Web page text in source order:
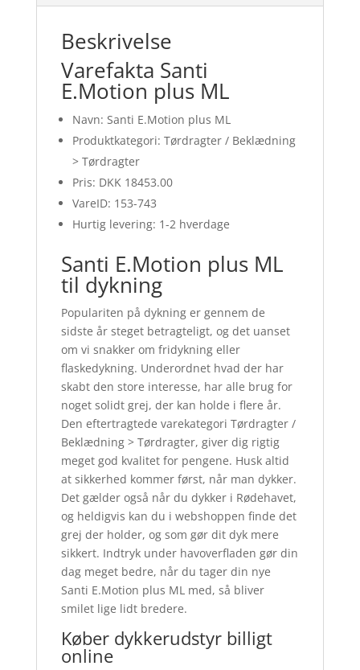
Beskrivelse
Varefakta Santi
E.Motion plus ML
Navn: Santi E.Motion plus ML
Produktkategori: Tørdragter / Beklædning
> Tørdragter
Pris: DKK 18453.00
VareID: 153-743
Hurtig levering: 1-2 hverdage
Santi E.Motion plus ML
til dykning
Populariten på dykning er gennem de
sidste år steget betragteligt, og det uanset
om vi snakker om fridykning eller
flaskedykning. Underordnet hvad der har
skabt den store interesse, har alle brug for
noget solidt grej, der kan holde i flere år.
Den eftertragtede varekategori Tørdragter /
Beklædning > Tørdragter, giver dig rigtig
meget god kvalitet for pengene. Husk altid
at sikkerhed kommer først, når man dykker.
Det gælder også når du dykker i Rødehavet,
og heldigvis kan du i webshoppen finde det
grej der holder, og som gør dit dyk mere
sikkert. Indtryk under havoverfladen gør din
dag meget bedre, når du tager din nye
Santi E.Motion plus ML med, så bliver
smilet lige lidt bredere.
Køber dykkerudstyr billigt
online